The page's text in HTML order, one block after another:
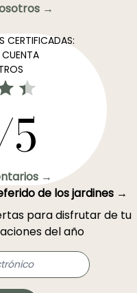
→
CERTIFICADAS:
CUENTA
→
de los jardines →
para disfrutar de tu
del año